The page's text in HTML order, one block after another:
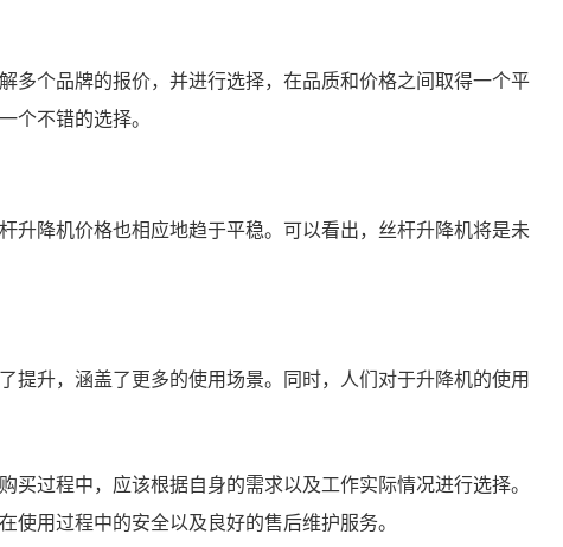
多个品牌的报价，并进行选择，在品质和价格之间取得一个平
个不错的选择。
升降机价格也相应地趋于平稳。可以看出，丝杆升降机将是未
提升，涵盖了更多的使用场景。同时，人们对于升降机的使用
过程中，应该根据自身的需求以及工作实际情况进行选择。
用过程中的安全以及良好的售后维护服务。